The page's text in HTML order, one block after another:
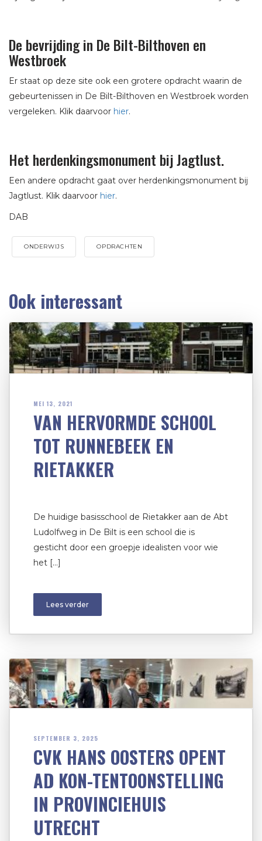
De bevrijding in De Bilt-Bilthoven en
Westbroek
Er staat op deze site ook een grotere opdracht waarin de
gebeurtenissen in De Bilt-Bilthoven en Westbroek worden
vergeleken. Klik daarvoor hier.
Het herdenkingsmonument bij Jagtlust.
Een andere opdracht gaat over herdenkingsmonument bij
Jagtlust. Klik daarvoor hier.
DAB
ONDERWIJS OPDRACHTEN
Ook interessant
MEI 13, 2021
VAN HERVORMDE SCHOOL
TOT RUNNEBEEK EN
RIETAKKER
De huidige basisschool de Rietakker aan de Abt
Ludolfweg in De Bilt is een school die is
gesticht door een groepje idealisten voor wie
het […]
Lees verder
SEPTEMBER 3, 2025
CVK HANS OOSTERS OPENT
AD KON-TENTOONSTELLING
IN PROVINCIEHUIS
UTRECHT